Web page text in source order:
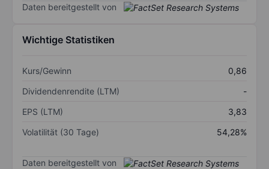
Daten bereitgestellt von
Wichtige Statistiken
Kurs/Gewinn
0,86
Dividendenrendite (LTM)
-
EPS (LTM)
3,83
Volatilität (30 Tage)
54,28%
Daten bereitgestellt von